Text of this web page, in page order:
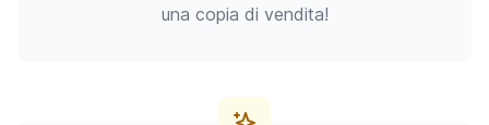
una copia di vendita!